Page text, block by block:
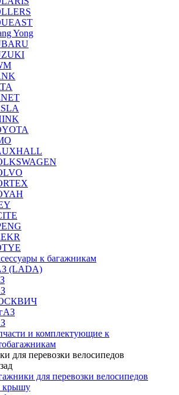
Yong
к багажникам
(LADA)
и комплектующие к
для перевозки велосипедов
для перевозки велосипедов
крышу